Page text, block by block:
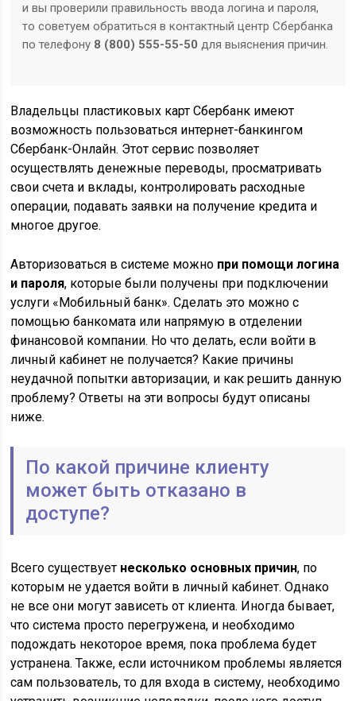
и вы проверили правильность ввода логина и пароля,
то советуем обратиться в контактный центр Сбербанка
по телефону 8 (800) 555-55-50для выяснения причин.
Владельцы пластиковых карт Сбербанк имеют
возможность пользоваться интернет-банкингом
Сбербанк-Онлайн. Этот сервис позволяет
осуществлять денежные переводы, просматривать
свои счета и вклады, контролировать расходные
операции, подавать заявки на получение кредита и
многое другое.
Авторизоваться в системе можно при помощи логина
и пароля, которые были получены при подключении
услуги «Мобильный банк». Сделать это можно с
помощью банкомата или напрямую в отделении
финансовой компании. Но что делать, если войти в
личный кабинет не получается? Какие причины
неудачной попытки авторизации, и как решить данную
проблему? Ответы на эти вопросы будут описаны
ниже.
По какой причине клиенту
может быть отказано в
доступе?
Всего существует несколько основных причин, по
которым не удается войти в личный кабинет. Однако
не все они могут зависеть от клиента. Иногда бывает,
что система просто перегружена, и необходимо
подождать некоторое время, пока проблема будет
устранена. Также, если источником проблемы является
сам пользователь, то для входа в систему, необходимо